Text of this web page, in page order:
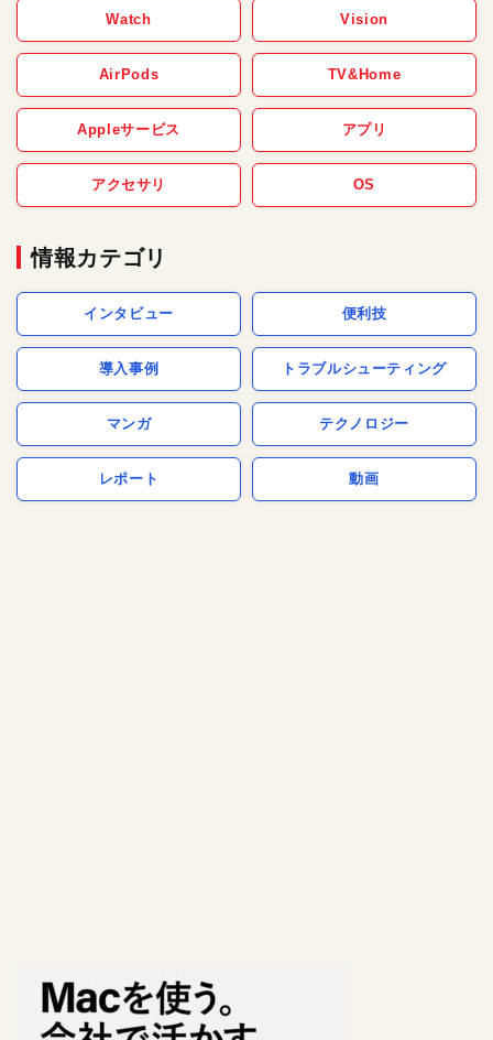
Watch Vision
AirPods TV&Home
Appleサービス アプリ
アクセサリ OS
情報カテゴリ
インタビュー 便利技
導入事例 トラブルシューティング
マンガ テクノロジー
レポート 動画